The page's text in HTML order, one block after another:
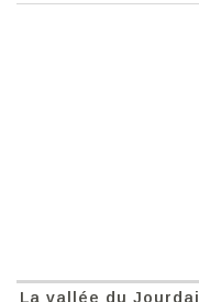
La vallée du